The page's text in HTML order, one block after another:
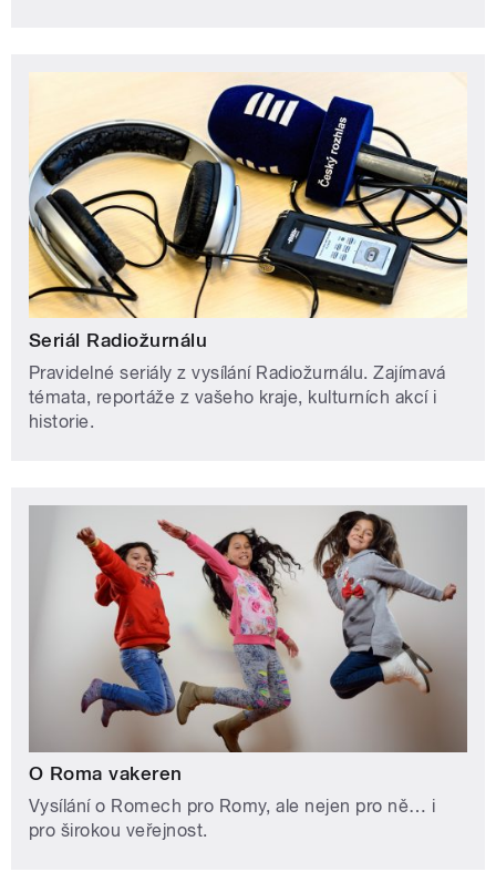
Seriál Radiožurnálu
Pravidelné seriály z vysílání Radiožurnálu. Zajímavá
témata, reportáže z vašeho kraje, kulturních akcí i
historie.
O Roma vakeren
Vysílání o Romech pro Romy, ale nejen pro ně… i
pro širokou veřejnost.